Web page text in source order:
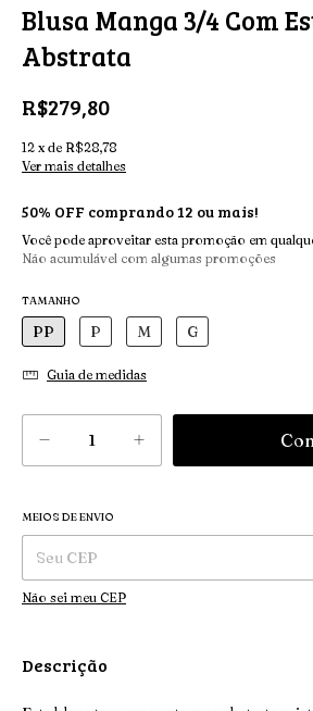
Blusa Manga 3/4 Com
Abstrata
R$279,80
12 x de R$28,78
Ver mais detalhes
50% OFF comprando 12 ou mais!
Você pode aproveitar esta promoção em
Não acumulável com algumas promoções
TAMANHO
PP P M G
Guia de medidas
Entregas para o CEP:
MEIOS DE ENVIO
Não sei meu CEP
Descrição